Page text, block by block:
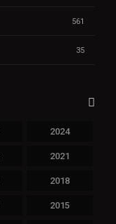
561
35
2024
2021
2018
2015